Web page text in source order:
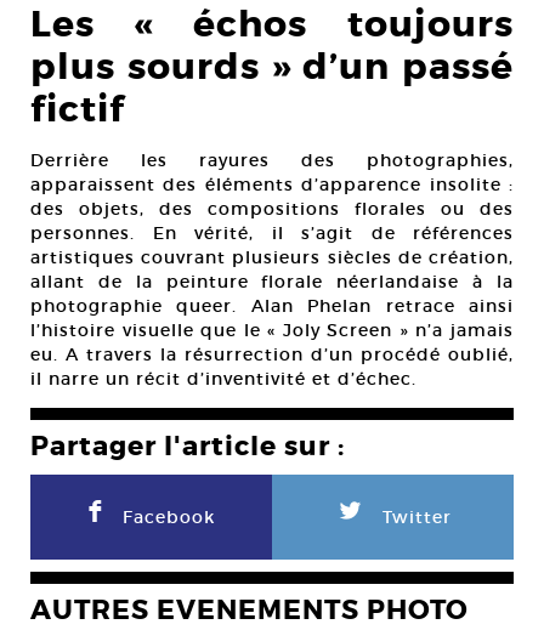
Les « échos toujours
plus sourds » d’un passé
fictif
Derrière les rayures des photographies,
apparaissent des éléments d’apparence insolite :
des objets, des compositions florales ou des
personnes. En vérité, il s’agit de références
artistiques couvrant plusieurs siècles de création,
allant de la peinture florale néerlandaise à la
photographie queer. Alan Phelan retrace ainsi
l’histoire visuelle que le « Joly Screen » n’a jamais
eu. A travers la résurrection d’un procédé oublié,
il narre un récit d’inventivité et d’échec.
Partager l'article sur :
F Facebook L Twitter
AUTRES EVENEMENTS PHOTO